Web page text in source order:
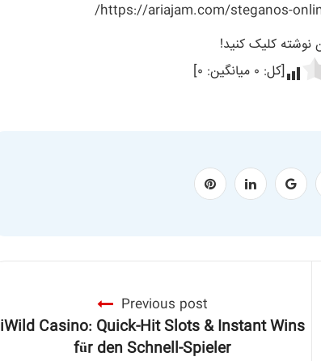
https://ariajam.com/steganos-
نوشته کلیک کنید!
[کل: ۰ میانگین: ۰]
Previous post
iWild Casino: Quick‑Hit Slots & Instant Wins
für den Schnell‑Spieler